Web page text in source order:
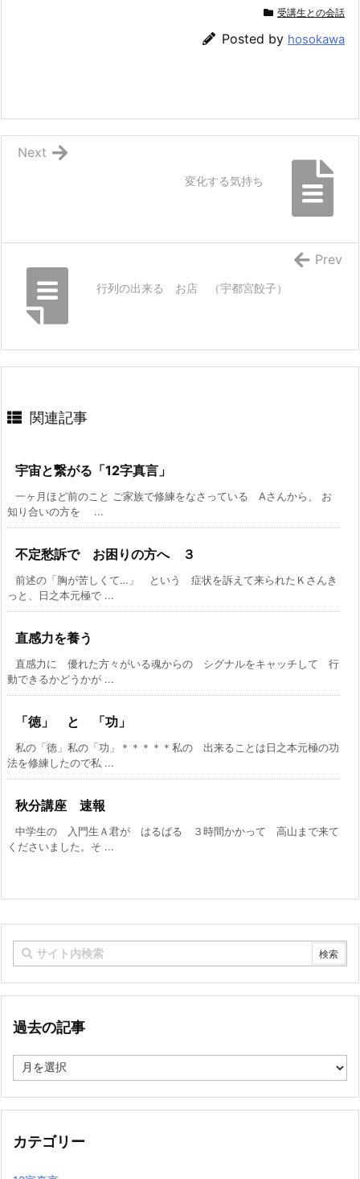
受講生との会話
Posted by hosokawa
変化する気持ち
Next
行列の出来る お店 （宇都宮餃子）
Prev
関連記事
宇宙と繋がる「12字真言」
一ヶ月ほど前のこと ご家族で修練をなさっている Aさんから、 お
知り合いの方を ...
不定愁訴で お困りの方へ ３
前述の「胸が苦しくて…」 という 症状を訴えて来られたＫさんき
っと、日之本元極で ...
直感力を養う
直感力に 優れた方々がいる魂からの シグナルをキャッチして 行
動できるかどうかが ...
「徳」 と 「功」
私の「徳」私の「功」＊＊＊＊＊私の 出来ることは日之本元極の功
法を修練したので私 ...
秋分講座 速報
中学生の 入門生Ａ君が はるばる ３時間かかって 高山まで来て
くださいました。そ ...
過去の記事
去
記
カテゴリー